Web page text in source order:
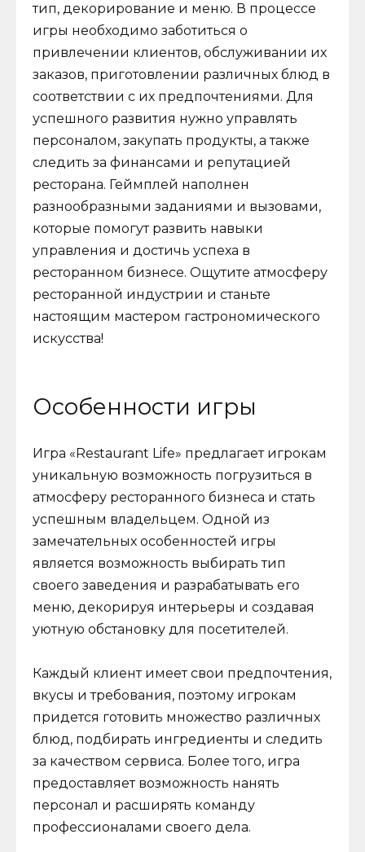
тип, декорирование и меню. В процессе
игры необходимо заботиться о
привлечении клиентов, обслуживании их
заказов, приготовлении различных блюд в
соответствии с их предпочтениями. Для
успешного развития нужно управлять
персоналом, закупать продукты, а также
следить за финансами и репутацией
ресторана. Геймплей наполнен
разнообразными заданиями и вызовами,
которые помогут развить навыки
управления и достичь успеха в
ресторанном бизнесе. Ощутите атмосферу
ресторанной индустрии и станьте
настоящим мастером гастрономического
искусства!
Особенности игры
Игра «Restaurant Life» предлагает игрокам
уникальную возможность погрузиться в
атмосферу ресторанного бизнеса и стать
успешным владельцем. Одной из
замечательных особенностей игры
является возможность выбирать тип
своего заведения и разрабатывать его
меню, декорируя интерьеры и создавая
уютную обстановку для посетителей.
Каждый клиент имеет свои предпочтения,
вкусы и требования, поэтому игрокам
придется готовить множество различных
блюд, подбирать ингредиенты и следить
за качеством сервиса. Более того, игра
предоставляет возможность нанять
персонал и расширять команду
профессионалами своего дела.